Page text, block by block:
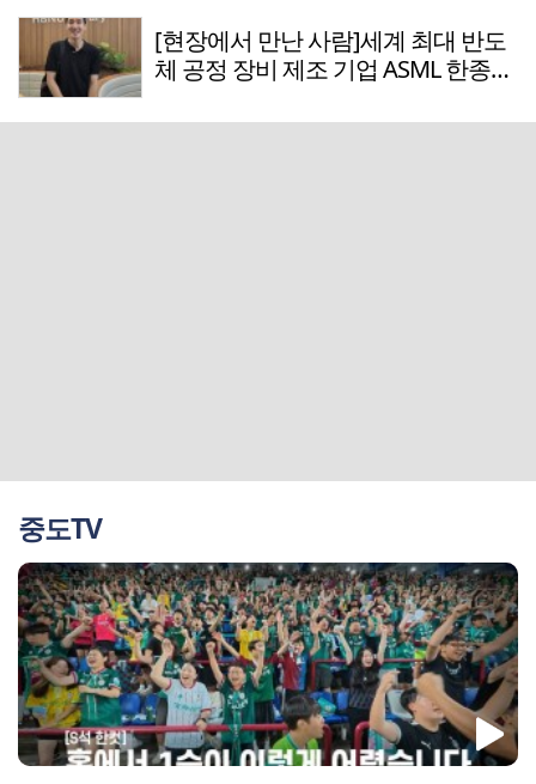
[현장에서 만난 사람]세계 최대 반도
체 공정 장비 제조 기업 ASML 한종호
중도TV